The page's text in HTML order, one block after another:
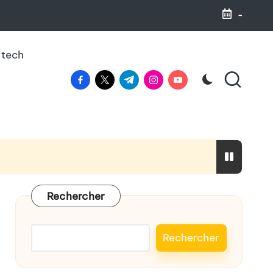
-
facebook.com
twitter.com
t.me instagram.com
youtube.com
Rechercher
Rechercher